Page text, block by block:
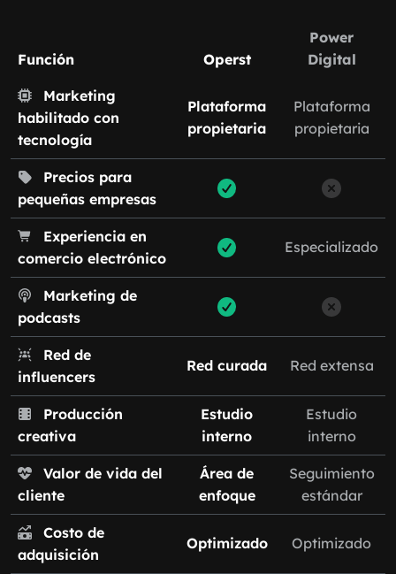
Función Operst
Power
Digital
Marketing
habilitado con
tecnología
Plataforma
propietaria
Plataforma
propietaria
Precios para
pequeñas empresas
Experiencia en
comercio electrónico
Especializado
Marketing de
podcasts
Red de
influencers
Red curada Red extensa
Producción
creativa
Estudio
interno
Estudio
interno
Valor de vida del
cliente
Área de
enfoque
Seguimiento
estándar
Costo de
adquisición
Optimizado Optimizado